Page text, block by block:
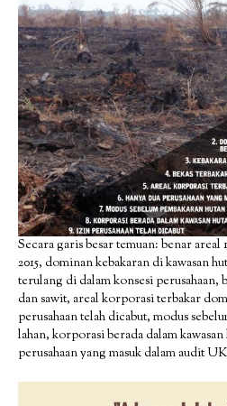
Secara garis besar temuan: benar
2015, dominan kebakaran di kawasan
terulang di dalam konsesi perusahaan,
dan sawit, areal korporasi terbakar
perusahaan telah dicabut, modus
lahan, korporasi berada dalam kawasan
perusahaan yang masuk dalam audit